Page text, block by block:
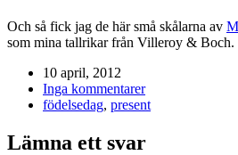
Och så fick jag de här små skålarna av
som mina tallrikar från Villeroy & Boch.
10 april, 2012
Inga kommentarer
födelsedag, present
Lämna ett svar